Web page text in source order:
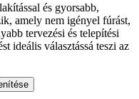
és gyorsabb,
amely nem igényel fúrást,
tervezési és telepítési
ideális választássá teszi az